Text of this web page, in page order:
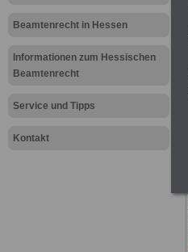
Beamtenrecht in Hessen
Informationen zum Hessischen
Beamtenrecht
Service und Tipps
Kontakt